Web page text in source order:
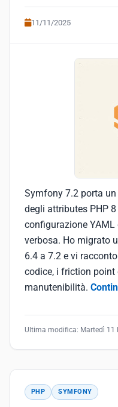
11/11/2025
Symfony 7.2 porta
degli attributes PHP
configurazione
verbosa. Ho migrato
6.4 a 7.2 e vi
codice, i friction point
manutenibilità.
Ultima modifica: Martedì 11
PHP SYMFONY